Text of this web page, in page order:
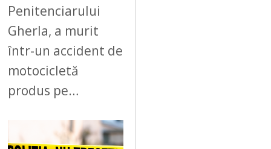
Penitenciarului
Gherla, a murit
într-un accident de
motocicletă
produs pe…